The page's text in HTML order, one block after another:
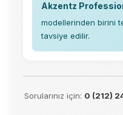
Akzentz
modellerinden birini
tavsiye edilir.
Sorularınız için: 0 (212)